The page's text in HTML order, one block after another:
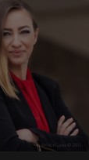
studio, cu ...